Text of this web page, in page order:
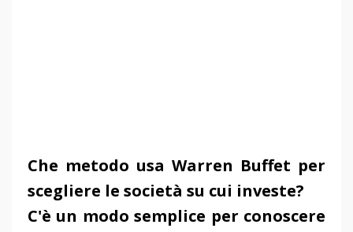
Che metodo usa Warren Buffet per
scegliere le società su cui investe?
C'è un modo semplice per conoscere